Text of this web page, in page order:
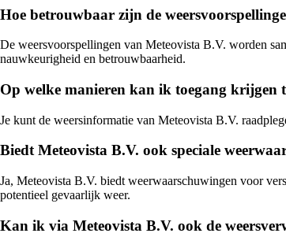
Hoe betrouwbaar zijn de
De weersvoorspellingen van Meteovista B.V. worden
nauwkeurigheid en betrouwbaarheid.
Op welke manieren kan ik toegang krijgen
Je kunt de weersinformatie van Meteovista B.V.
Biedt Meteovista B.V. ook speciale
Ja, Meteovista B.V. biedt weerwaarschuwingen voor
potentieel gevaarlijk weer.
Kan ik via Meteovista B.V. ook de